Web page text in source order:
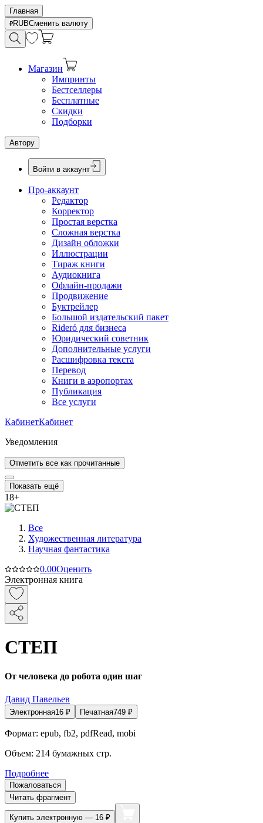
Главная
RUBСменить валюту
Магазин
Импринты
Бестселлеры
Бесплатные
Скидки
Подборки
Автору
Войти в аккаунт
Про-аккаунт
Редактор
Корректор
Простая верстка
Сложная верстка
Дизайн обложки
Иллюстрации
Тираж книги
Аудиокнига
Офлайн-продажи
Продвижение
Буктрейлер
Большой издательский пакет
Rideró для бизнеса
Юридический советник
Дополнительные услуги
Расшифровка текста
Перевод
Книги в аэропортах
Публикация
Все услуги
КабинетКабинет
Уведомления
Отметить все как прочитанные
Показать ещё
18+
Все
Художественная литература
Научная фантастика
0.00Оценить
Электронная книга
СТЕП
От человека до робота один шаг
Давид Павельев
Электронная16 ₽ Печатная749 ₽
Формат: epub, fb2, pdfRead, mobi
Объем: 214 бумажных стр.
Подробнее
Пожаловаться
Читать фрагмент
Купить электронную — 16 ₽